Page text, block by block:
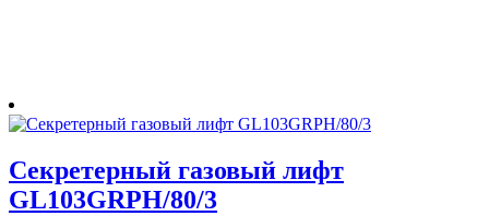
Секретерный газовый лифт
GL103GRPH/80/3